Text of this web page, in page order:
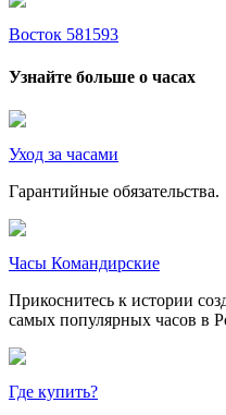
Восток 581593
Узнайте больше о часах
Уход за часами
Гарантийные обязательства.
Часы Командирские
Прикоснитесь к истории
самых популярных часов в
Где купить?